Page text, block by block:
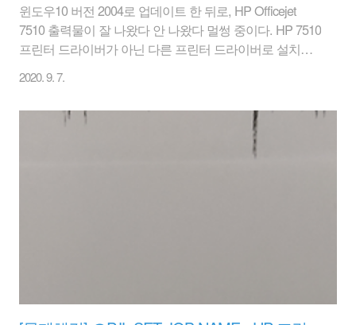
윈도우10 버전 2004로 업데이트 한 뒤로, HP Officejet
7510 출력물이 잘 나왔다 안 나왔다 멀썽 중이다. HP 7510
프린터 드라이버가 아닌 다른 프린터 드라이버로 설치를
는 잘 나오고 어쩔때는 프린터 버퍼가 쌓인다. @PJL SET
JOB NAME="" 이런 메세지는 안 나오고 출력은 정상적으
로 되지만.. 알다가도 모르겠다. 아까 좀 전에 잘 되어야 역
시 이게 해결책이구나 하고 쓰려다가..ㅠㅠ 똘82닷컴
(ttol82.com)은 HP 오피스젯 k7100 을 설치하였다. 2페이
2020. 9. 7.